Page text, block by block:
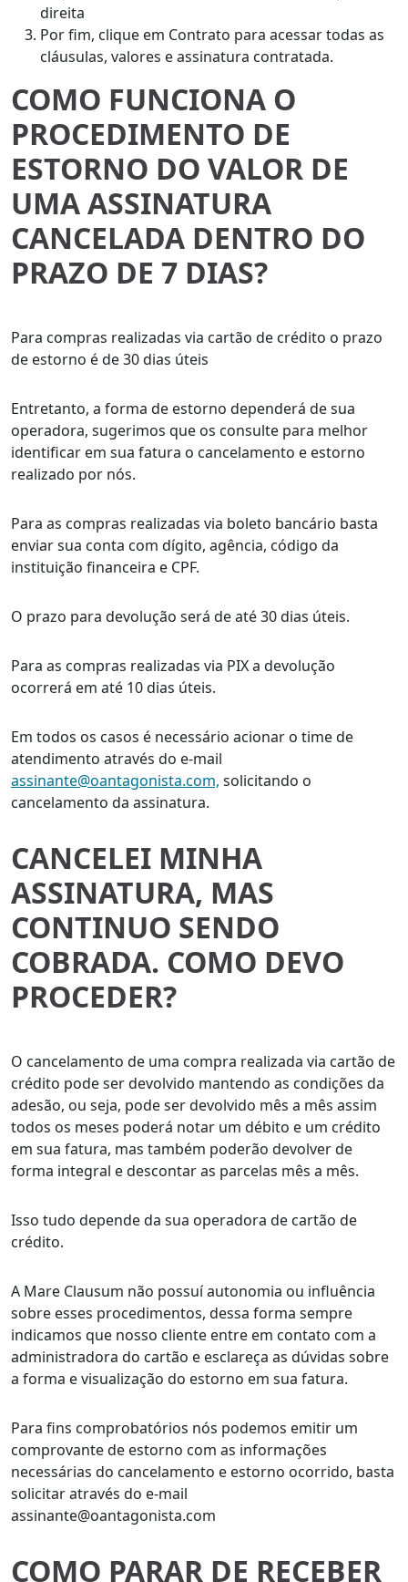
direita
Por fim, clique em Contrato para acessar todas as
cláusulas, valores e assinatura contratada.
COMO FUNCIONA O
PROCEDIMENTO DE
ESTORNO DO VALOR DE
UMA ASSINATURA
CANCELADA DENTRO DO
PRAZO DE 7 DIAS?
Para compras realizadas via cartão de crédito o prazo
de estorno é de 30 dias úteis
Entretanto, a forma de estorno dependerá de sua
operadora, sugerimos que os consulte para melhor
identificar em sua fatura o cancelamento e estorno
realizado por nós.
Para as compras realizadas via boleto bancário basta
enviar sua conta com dígito, agência, código da
instituição financeira e CPF.
O prazo para devolução será de até 30 dias úteis.
Para as compras realizadas via PIX a devolução
ocorrerá em até 10 dias úteis.
Em todos os casos é necessário acionar o time de
atendimento através do e-mail
assinante@oantagonista.com, solicitando o
cancelamento da assinatura.
CANCELEI MINHA
ASSINATURA, MAS
CONTINUO SENDO
COBRADA. COMO DEVO
PROCEDER?
O cancelamento de uma compra realizada via cartão de
crédito pode ser devolvido mantendo as condições da
adesão, ou seja, pode ser devolvido mês a mês assim
todos os meses poderá notar um débito e um crédito
em sua fatura, mas também poderão devolver de
forma integral e descontar as parcelas mês a mês.
Isso tudo depende da sua operadora de cartão de
crédito.
A Mare Clausum não possuí autonomia ou influência
sobre esses procedimentos, dessa forma sempre
indicamos que nosso cliente entre em contato com a
administradora do cartão e esclareça as dúvidas sobre
a forma e visualização do estorno em sua fatura.
Para fins comprobatórios nós podemos emitir um
comprovante de estorno com as informações
necessárias do cancelamento e estorno ocorrido, basta
solicitar através do e-mail
assinante@oantagonista.com
COMO PARAR DE RECEBER